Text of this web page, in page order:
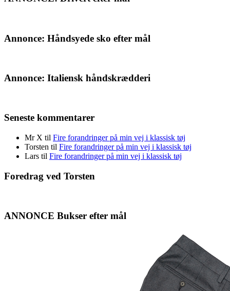
Annonce: Håndsyede sko efter mål
Annonce: Italiensk håndskrædderi
Seneste kommentarer
Mr X til Fire forandringer på min vej i klassisk tøj
Torsten til Fire forandringer på min vej i klassisk tøj
Lars til Fire forandringer på min vej i klassisk tøj
Foredrag ved Torsten
ANNONCE Bukser efter mål